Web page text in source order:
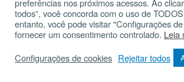
Mapa do site
Todos os direitos
preferências nos próximos acessos. Ao
todos”, você concorda com o uso de
entanto, você pode visitar "Configurações
fornecer um consentimento controlado. Leia
Configurações de cookies Rejeitar todos